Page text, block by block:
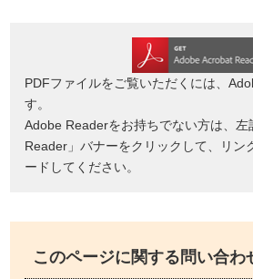
PDFファイルをご覧いただくには、
す。
Adobe Readerをお持ちでない方は、
Reader」バナーをクリックして、リン
ードしてください。
このページに関する問い合わ